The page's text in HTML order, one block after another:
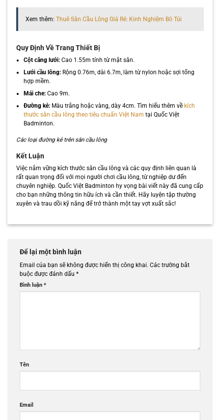
Xem thêm: Thuê Sân Cầu Lông Giá Rẻ: Kinh Nghiệm Bỏ Túi
Quy Định Về Trang Thiết Bị
Cột căng lưới:Cao 1.55m tính từ mặt sân.
Lưới cầu lông:Rộng 0.76m, dài 6.7m, làm từ nylon hoặc sợi tổng
hợp mềm.
Mái che:Cao 9m.
Đường kẻ:Màu trắng hoặc vàng, dày 4cm. Tìm hiểu thêm về kích
thước sân cầu lông theo tiêu chuẩn Việt Nam tại Quốc Việt
Badminton.
Các loại đường kẻ trên sân cầu lông
Kết Luận
Việc nắm vững kích thước sân cầu lông và các quy định liên quan là
rất quan trọng đối với mọi người chơi cầu lông, từ nghiệp dư đến
chuyên nghiệp. Quốc Việt Badminton hy vọng bài viết này đã cung cấp
cho bạn những thông tin hữu ích và cần thiết. Hãy luyện tập thường
xuyên và trau dồi kỹ năng để trở thành một tay vợt xuất sắc!
Để lại một bình luận
Email của bạn sẽ không được hiển thị công khai. Các trường bắt
buộc được đánh dấu *
Bình luận *
Tên
Email